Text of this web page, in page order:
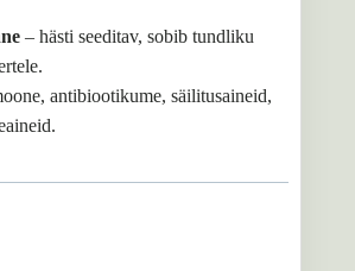
– hästi seeditav, sobib tundliku
antibiootikume, säilitusaineid,